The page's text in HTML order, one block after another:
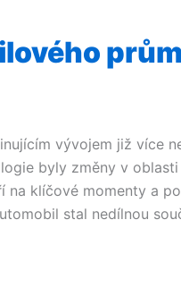
vývojem již více
byly změny v
na klíčové momenty a
stal nedílnou